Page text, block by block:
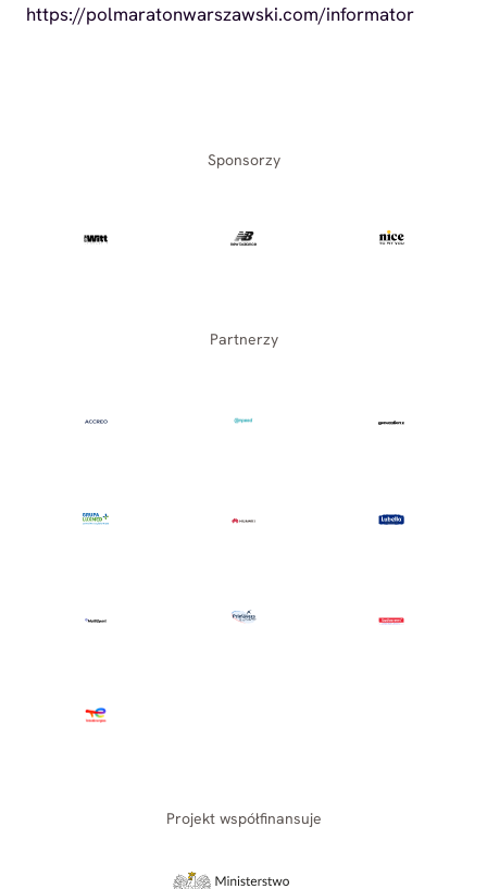
https://polmaratonwarszawski.com/informator
Sponsorzy
Partnerzy
Projekt współfinansuje